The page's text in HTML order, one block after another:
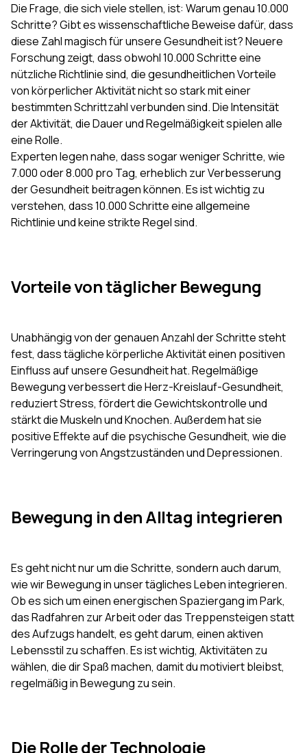
Die Frage, die sich viele stellen, ist: Warum genau 10.000
Schritte? Gibt es wissenschaftliche Beweise dafür, dass
diese Zahl magisch für unsere Gesundheit ist? Neuere
Forschung zeigt, dass obwohl 10.000 Schritte eine
nützliche Richtlinie sind, die gesundheitlichen Vorteile
von körperlicher Aktivität nicht so stark mit einer
bestimmten Schrittzahl verbunden sind. Die Intensität
der Aktivität, die Dauer und Regelmäßigkeit spielen alle
eine Rolle.
Experten legen nahe, dass sogar weniger Schritte, wie
7.000 oder 8.000 pro Tag, erheblich zur Verbesserung
der Gesundheit beitragen können. Es ist wichtig zu
verstehen, dass 10.000 Schritte eine allgemeine
Richtlinie und keine strikte Regel sind.
Vorteile von täglicher Bewegung
Unabhängig von der genauen Anzahl der Schritte steht
fest, dass tägliche körperliche Aktivität einen positiven
Einfluss auf unsere Gesundheit hat. Regelmäßige
Bewegung verbessert die Herz-Kreislauf-Gesundheit,
reduziert Stress, fördert die Gewichtskontrolle und
stärkt die Muskeln und Knochen. Außerdem hat sie
positive Effekte auf die psychische Gesundheit, wie die
Verringerung von Angstzuständen und Depressionen.
Bewegung in den Alltag integrieren
Es geht nicht nur um die Schritte, sondern auch darum,
wie wir Bewegung in unser tägliches Leben integrieren.
Ob es sich um einen energischen Spaziergang im Park,
das Radfahren zur Arbeit oder das Treppensteigen statt
des Aufzugs handelt, es geht darum, einen aktiven
Lebensstil zu schaffen. Es ist wichtig, Aktivitäten zu
wählen, die dir Spaß machen, damit du motiviert bleibst,
regelmäßig in Bewegung zu sein.
Die Rolle der Technologie